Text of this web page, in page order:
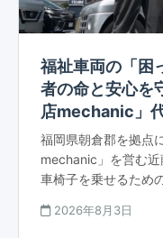
福祉車両の「困
者の命と安心を
店mechanic」
福岡県朝倉郡を拠点
mechanic」を営む近
車椅子を乗せるため
2026年8月3日